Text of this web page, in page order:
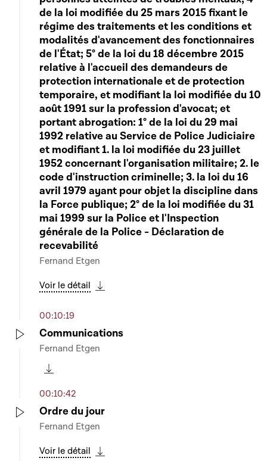
de la loi modifiée du 25 mars 2015 fixant le
régime des traitements et les conditions et
modalités d'avancement des fonctionnaires
de l'État; 5° de la loi du 18 décembre 2015
relative à l'accueil des demandeurs de
protection internationale et de protection
temporaire, et modifiant la loi modifiée du 10
août 1991 sur la profession d'avocat; et
portant abrogation: 1° de la loi du 29 mai
1992 relative au Service de Police Judiciaire
et modifiant 1. la loi modifiée du 23 juillet
1952 concernant l'organisation militaire; 2. le
code d'instruction criminelle; 3. la loi du 16
avril 1979 ayant pour objet la discipline dans
la Force publique; 2° de la loi modifiée du 31
mai 1999 sur la Police et l'Inspection
générale de la Police - Déclaration de
recevabilité
Fernand Etgen
Voir le détail
00:10:19
Communications
Fernand Etgen
00:10:42
Ordre du jour
Fernand Etgen
Voir le détail